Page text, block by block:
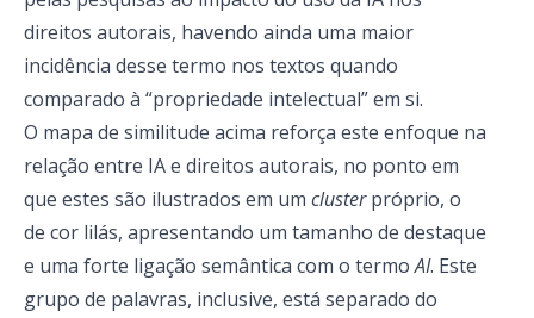
direitos autorais, havendo ainda uma maior
incidência desse termo nos textos quando
comparado à “propriedade intelectual” em si.
O mapa de similitude acima reforça este enfoque na
relação entre IA e direitos autorais, no ponto em
que estes são ilustrados em um clusterpróprio, o
de cor lilás, apresentando um tamanho de destaque
e uma forte ligação semântica com o termoAI. Este
grupo de palavras, inclusive, está separado do